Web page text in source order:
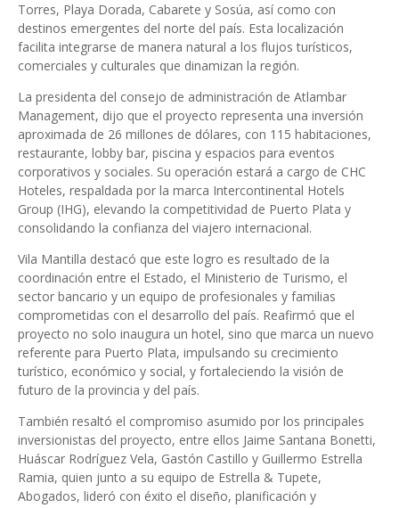
Torres, Playa Dorada, Cabarete y Sosúa, así como con
destinos emergentes del norte del país. Esta localización
facilita integrarse de manera natural a los flujos turísticos,
comerciales y culturales que dinamizan la región.
La presidenta del consejo de administración de Atlambar
Management, dijo que el proyecto representa una inversión
aproximada de 26 millones de dólares, con 115 habitaciones,
restaurante, lobby bar, piscina y espacios para eventos
corporativos y sociales. Su operación estará a cargo de CHC
Hoteles, respaldada por la marca Intercontinental Hotels
Group (IHG), elevando la competitividad de Puerto Plata y
consolidando la confianza del viajero internacional.
Vila Mantilla destacó que este logro es resultado de la
coordinación entre el Estado, el Ministerio de Turismo, el
sector bancario y un equipo de profesionales y familias
comprometidas con el desarrollo del país. Reafirmó que el
proyecto no solo inaugura un hotel, sino que marca un nuevo
referente para Puerto Plata, impulsando su crecimiento
turístico, económico y social, y fortaleciendo la visión de
futuro de la provincia y del país.
También resaltó el compromiso asumido por los principales
inversionistas del proyecto, entre ellos Jaime Santana Bonetti,
Huáscar Rodríguez Vela, Gastón Castillo y Guillermo Estrella
Ramia, quien junto a su equipo de Estrella & Tupete,
Abogados, lideró con éxito el diseño, planificación y